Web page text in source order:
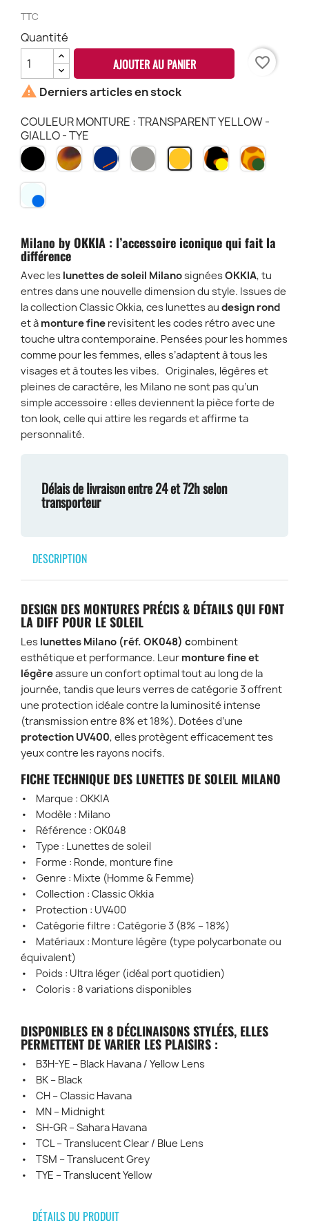
TTC
Quantité
AJOUTER AU PANIER favorite_border
 Derniers articles en stock
COULEUR MONTURE : TRANSPARENT YELLOW -
GIALLO - TYE
NOIR
BK
HAVANA
CH
MINDNIGHT
MN
TRANSPARENT
GREY
TRANSPARENT
YELLOW
HAVANA
BLACK
B3H-
YE
SAHARA
HAVANA
SH-
GR
TRANSPARENT
CLEAR
BLUE
LENS
-
TCL
Milano by OKKIA : l’accessoire iconique qui fait la
différence
Avec les lunettes de soleil MilanosignéesOKKIA, tu
entres dans une nouvelle dimension du style. Issues de
la collection Classic Okkia, ces lunettes au design rond
et à monture fine revisitent les codes rétro avec une
touche ultra contemporaine. Pensées pour les hommes
comme pour les femmes, elles s’adaptent à tous les
visages et à toutes les vibes. Originales, légères et
pleines de caractère, les Milano ne sont pas qu’un
simple accessoire : elles deviennent la pièce forte de
ton look, celle qui attire les regards et affirme ta
personnalité.
Délais de livraison entre 24 et 72h selon
transporteur
DESCRIPTION
DESIGN DES MONTURES PRÉCIS & DÉTAILS QUI FONT
LA DIFF POUR LE SOLEIL
Les lunettes Milano (réf. OK048) combinent
esthétique et performance. Leur monture fine et
légèreassure un confort optimal tout au long de la
journée, tandis que leurs verres de catégorie 3 offrent
une protection idéale contre la luminosité intense
(transmission entre 8% et 18%). Dotées d’une
protection UV400, elles protègent efficacement tes
yeux contre les rayons nocifs.
FICHE TECHNIQUE DES LUNETTES DE SOLEIL MILANO
• Marque : OKKIA
• Modèle : Milano
• Référence : OK048
• Type : Lunettes de soleil
• Forme : Ronde, monture fine
• Genre : Mixte (Homme & Femme)
• Collection : Classic Okkia
• Protection : UV400
• Catégorie filtre : Catégorie 3 (8% – 18%)
• Matériaux : Monture légère (type polycarbonate ou
équivalent)
• Poids : Ultra léger (idéal port quotidien)
• Coloris : 8 variations disponibles
DISPONIBLES EN 8 DÉCLINAISONS STYLÉES, ELLES
PERMETTENT DE VARIER LES PLAISIRS :
• B3H-YE – Black Havana / Yellow Lens
• BK – Black
• CH – Classic Havana
• MN – Midnight
• SH-GR – Sahara Havana
• TCL – Translucent Clear / Blue Lens
• TSM – Translucent Grey
• TYE – Translucent Yellow
DÉTAILS DU PRODUIT